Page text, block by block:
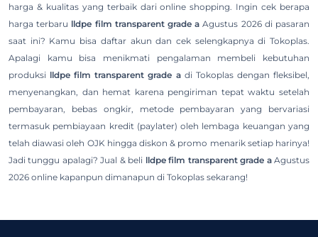
harga & kualitas yang terbaik dari online shopping. Ingin cek berapa
harga terbaru lldpe film transparent grade a Agustus 2026 di pasaran
saat ini? Kamu bisa daftar akun dan cek selengkapnya di Tokoplas.
Apalagi kamu bisa menikmati pengalaman membeli kebutuhan
produksi lldpe film transparent grade adi Tokoplas dengan fleksibel,
menyenangkan, dan hemat karena pengiriman tepat waktu setelah
pembayaran, bebas ongkir, metode pembayaran yang bervariasi
termasuk pembiayaan kredit (paylater) oleh lembaga keuangan yang
telah diawasi oleh OJK hingga diskon & promo menarik setiap harinya!
Jadi tunggu apalagi? Jual & beli lldpe film transparent grade aAgustus
2026 online kapanpun dimanapun di Tokoplas sekarang!